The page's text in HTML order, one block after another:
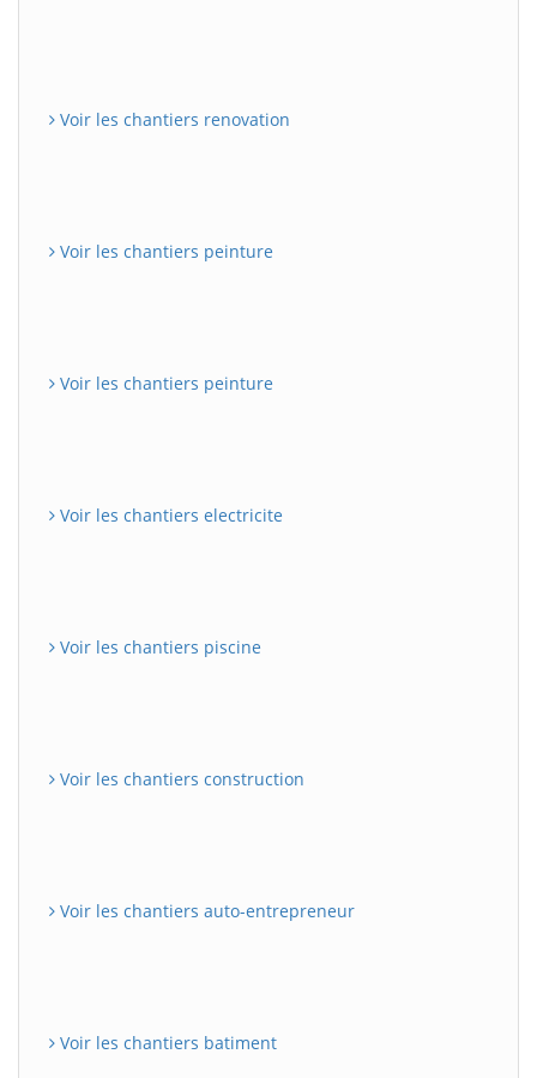
Voir les chantiers renovation
Voir les chantiers peinture
Voir les chantiers peinture
Voir les chantiers electricite
Voir les chantiers piscine
Voir les chantiers construction
Voir les chantiers auto-entrepreneur
Voir les chantiers batiment